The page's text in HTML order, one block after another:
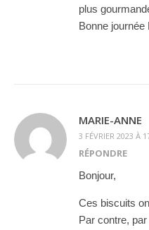
plus
Bonne
MARIE-ANNE
3 FÉVRIER 2023 À
RÉPONDRE
Bonjour,
Ces biscuits
Par contre,